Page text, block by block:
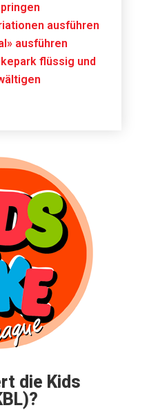
ausführen
ausführen
flüssig und
die Kids